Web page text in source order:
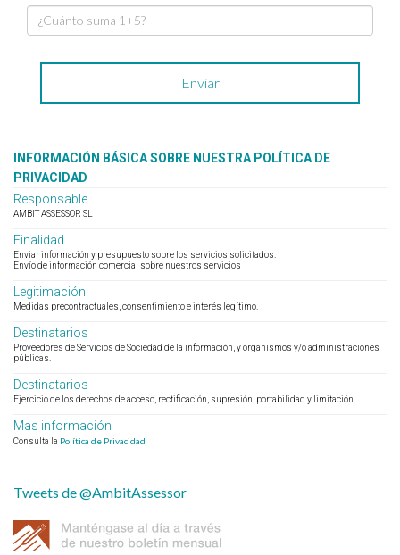
INFORMACIÓN BÁSICA SOBRE NUESTRA POLÍTICA DE
PRIVACIDAD
Responsable
AMBIT ASSESSOR SL
Finalidad
Enviar información y presupuesto sobre los servicios solicitados.
Envío de información comercial sobre nuestros servicios
Legitimación
Medidas precontractuales, consentimiento e interés legítimo.
Destinatarios
Proveedores de Servicios de Sociedad de la información, y organismos y/o administraciones
públicas.
Destinatarios
Ejercicio de los derechos de acceso, rectificación, supresión, portabilidad y limitación.
Mas información
Consulta la Política de Privacidad
Tweets de @AmbitAssessor